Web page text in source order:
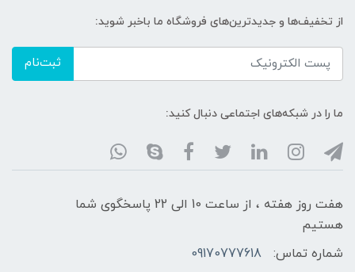
از تخفیف‌ها و جدیدترین‌های فروشگاه ما باخبر شوید:
ثبت‌نام
ما را در شبکه‌های اجتماعی دنبال کنید:
هفت روز هفته ، از ساعت 10 الی 22 پاسخگوی شما
هستیم
شماره تماس:
09170777618